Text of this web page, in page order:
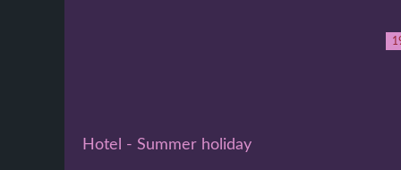
Hotel - Summer holiday